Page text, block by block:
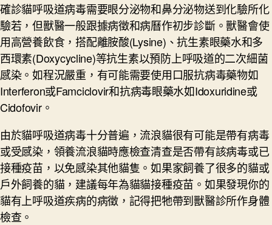
確診貓呼吸道病毒需要眼分泌物和鼻分泌物送到化驗所化
驗若，但獸醫一般跟據病徵和病曆作初步診斷。獸醫會使
用高營養飲食，搭配離胺酸(Lysine)、抗生素眼藥水和多
西環素(Doxycycline)等抗生素以預防上呼吸道的二次細菌
感染。如程況嚴重，有可能需要使用口服抗病毒藥物如
Interferon或Famciclovir和抗病毒眼藥水如Idoxuridine或
Cidofovir。
由於貓呼吸道病毒十分普遍，流浪貓很有可能是帶有病毒
或受感染，領養流浪貓時應檢查清查是否帶有該病毒或已
接種疫苗，以免感染其他貓隻。如果家飼養了很多的貓或
戶外飼養的貓，建議每年為貓貓接種疫苗。如果發現你的
貓有上呼吸道疾病的病徵，記得把牠帶到獸醫診所作身體
檢查。